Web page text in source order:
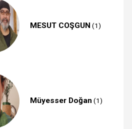
MESUT COŞGUN (1)
Müyesser Doğan (1)